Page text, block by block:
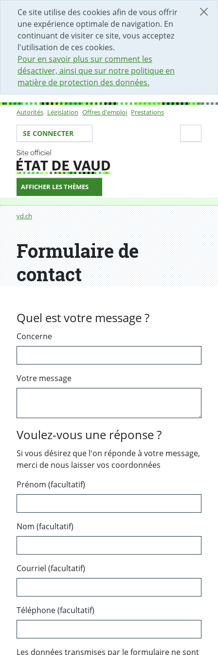
Ce site utilise des cookies afin de vous offrir
une expérience optimale de navigation. En
continuant de visiter ce site, vous acceptez
l'utilisation de ces cookies.
Pour en savoir plus sur comment les
désactiver, ainsi que sur notre politique en
matière de protection des données.
DÉBUT DU CONTENU DE LA PAGE
ACCÈS AU CHAMP DE RECHERCHE
PAGE D'ACCUEIL
FORMULAIRE DE CONTACT
Sous-navigation
Autorités Législation Offres d'emploi Prestations
Votre identité
SE CONNECTER
AFFICHER LES THÈMES
Fil d'Ariane
vd.ch
Formulaire de contact
Formulaire de
contact
Quel est votre message ?
Concerne
Votre message
Voulez-vous une réponse ?
Si vous désirez que l'on réponde à votre message,
merci de nous laisser vos coordonnées
Prénom (facultatif)
Nom (facultatif)
Courriel (facultatif)
Téléphone (facultatif)
Les données transmises par le formulaire ne sont